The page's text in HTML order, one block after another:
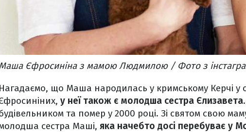
Єфросиніна з мамою Людмилою / Фото з
Нагадаємо, що Маша народилась у кримському Керчі у
у неї також є молодша сестра Єлизавета
та помер у 2000 році. Зі святом свою
сестра Маші, яка начебто досі перебуває у